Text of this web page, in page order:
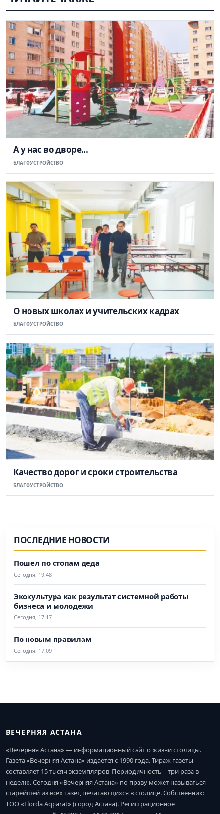
А у нас во дворе...
БЛАГОУСТРОЙСТВО
О новых школах и учительских кадрах
БЛАГОУСТРОЙСТВО
Качество дорог и сроки строительства
БЛАГОУСТРОЙСТВО
ПОСЛЕДНИЕ НОВОСТИ
Пошел по стопам деда
Сегодня, 19:48
Экокультура как результат системной работы
бизнеса и молодежи
Сегодня, 17:17
По новым правилам
Сегодня, 17:09
ВЕЧЕРНЯЯ АСТАНА
«Вечерняя Астана» — информационный сайт о жизни столицы.
Газета «Вечерняя Астана» издается с 1990 года. Тираж газеты
составляет 15 тысяч экземпляров. Периодичность – три раза в
неделю. Сегодня «Вечерняя Астана» по праву может называться
старейшей из всех газет, печатающихся в столице. Собственник:
ТОО «Elorda Aqparat» (город Астана). Регистрационное